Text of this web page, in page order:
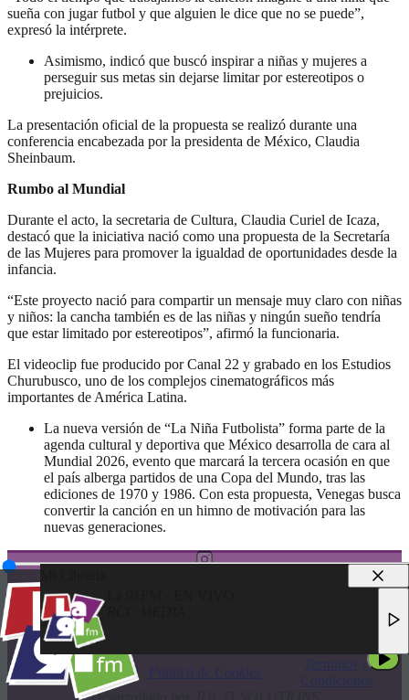
sueña con jugar futbol y que alguien le dice que no se puede”,
expresó la intérprete.
Asimismo, indicó que buscó inspirar a niñas y mujeres a
perseguir sus metas sin dejarse limitar por estereotipos o
prejuicios.
La presentación oficial de la propuesta se realizó durante una
conferencia encabezada por la presidenta de México, Claudia
Sheinbaum.
Rumbo al Mundial
Durante el acto, la secretaria de Cultura, Claudia Curiel de Icaza,
destacó que la iniciativa nació como una propuesta de la Secretaría
de las Mujeres para promover la igualdad de oportunidades desde la
infancia.
“Este proyecto nació para compartir un mensaje muy claro con niñas
y niños: la cancha también es de las niñas y ningún sueño tendría
que estar limitado por estereotipos”, afirmó la funcionaria.
El videoclip fue producido por Canal 22 y grabado en los Estudios
Churubusco, uno de los complejos cinematográficos más
importantes de América Latina.
La nueva versión de “La Niña Futbolista” forma parte de la
agenda cultural y deportiva que México desarrolla de cara al
Mundial 2026, evento que marcará la tercera ocasión en que
el país alberga partidos de una Copa del Mundo, tras las
ediciones de 1970 y 1986. Con esta propuesta, Venegas busca
convertir la canción en un himno de motivación para las
nuevas generaciones.
TODOS LOS DERECHOS RESERVADOS
Política de Privacidad
Terminos y
Desarrollado por JDL IT SOLUTIONS